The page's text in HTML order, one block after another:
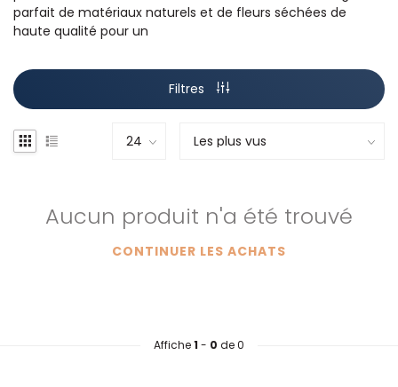
parfait de matériaux naturels et de fleurs séchées de
haute qualité pour un
Filtres
Aucun produit n'a été trouvé
CONTINUER LES ACHATS
Affiche1 - 0 de 0